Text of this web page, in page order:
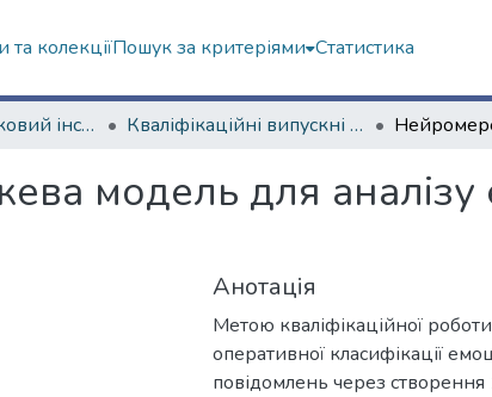
та колекціїПошук за критеріями Статистика
Навчально-науковий інститут комп'ютерних наук та штучного інтелекту Кваліфікаційні випускні роботи магістрів. Навчально-науковий інститут комп'ютерних наук та штучного інтелекту
модель для аналізу
Анотація
Метою кваліфікаційної
оперативної класифікації
повідомлень через